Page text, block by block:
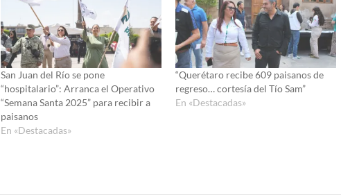
San Juan del Río se pone
“hospitalario”: Arranca el Operativo
“Semana Santa 2025” para recibir a
paisanos
En «Destacadas»
“Querétaro recibe 609 paisanos de
regreso… cortesía del Tío Sam”
En «Destacadas»